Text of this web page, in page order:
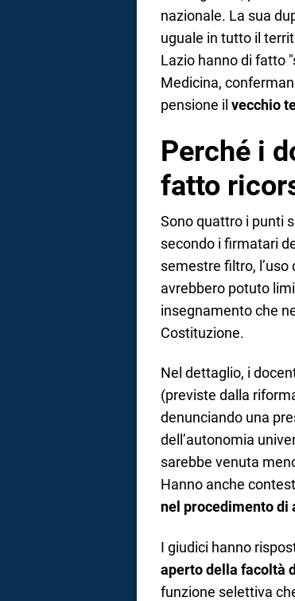
nazionale. La sua
uguale in tutto il
Lazio hanno di fatto
Medicina,
pensione il vecchio
Perché i
fatto
Sono quattro i punti
secondo i firmatari
semestre filtro,
avrebbero potuto
insegnamento che
Costituzione.
Nel dettaglio, i
(previste dalla
denunciando una
dell’autonomia
sarebbe venuta
Hanno anche
nel procedimento di
I giudici hanno
aperto della facoltà
funzione selettiva